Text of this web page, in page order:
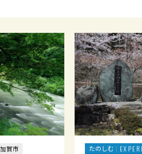
加賀市 たのしむ